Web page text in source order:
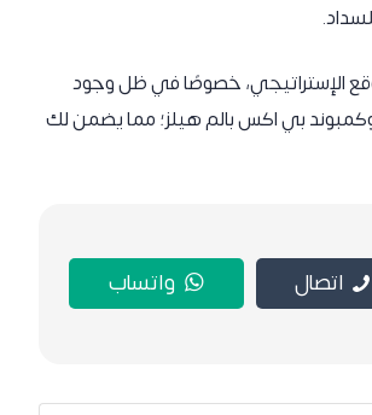
الإستراتيجي، خصوصًا في ظل وجود
كمبوند بي اكسبالم هيلز؛ مما يضمن لك
اتصال واتساب